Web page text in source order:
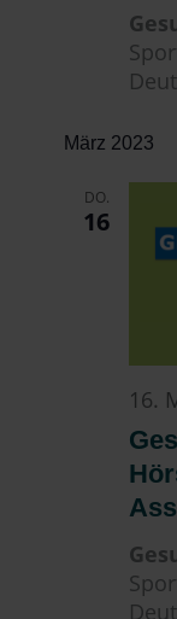
März 2023
DO.
16
16.